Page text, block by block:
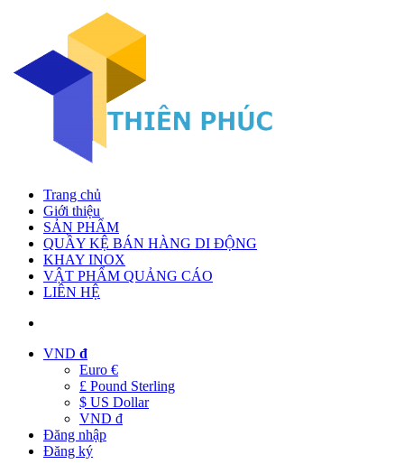
Trang chủ
Giới thiệu
SẢN PHẨM
QUẦY KỆ BÁN HÀNG DI ĐỘNG
KHAY INOX
VẬT PHẨM QUẢNG CÁO
LIÊN HỆ
VND đ
Euro €
£ Pound Sterling
$ US Dollar
VND đ
Đăng nhập
Đăng ký